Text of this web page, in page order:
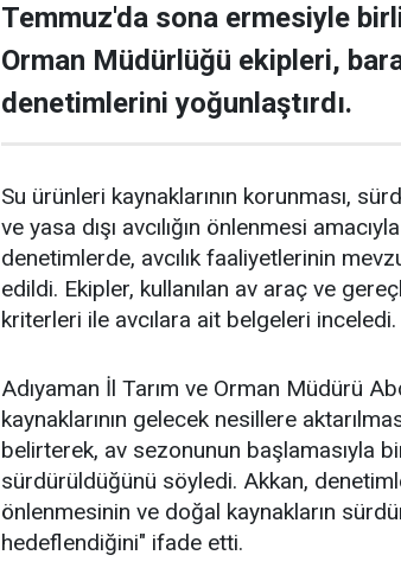
Temmuz'da sona ermesiyle
Orman Müdürlüğü ekipleri,
denetimlerini yoğunlaştırdı.
Su ürünleri kaynaklarının korunması,
ve yasa dışı avcılığın önlenmesi
denetimlerde, avcılık faaliyetlerinin
edildi. Ekipler, kullanılan av araç ve
kriterleri ile avcılara ait belgeleri inceledi.
Adıyaman İl Tarım ve Orman Müdürü
kaynaklarının gelecek nesillere
belirterek, av sezonunun başlamasıyla
sürdürüldüğünü söyledi. Akkan,
önlenmesinin ve doğal kaynakların
hedeflendiğini" ifade etti.